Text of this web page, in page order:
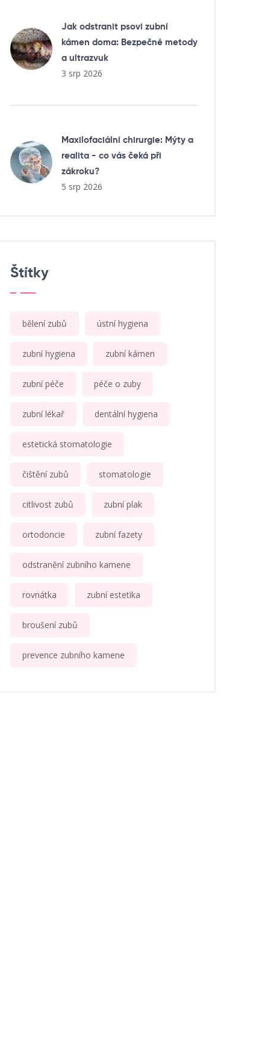
Jak odstranit psovi zubní
kámen doma: Bezpečné metody
a ultrazvuk
3 srp 2026
Maxilofaciální chirurgie: Mýty a
realita - co vás čeká při
zákroku?
5 srp 2026
Štítky
bělení zubů ústní hygiena
zubní hygiena zubní kámen
zubní péče péče o zuby
zubní lékař dentální hygiena
estetická stomatologie
čištění zubů stomatologie
citlivost zubů zubní plak
ortodoncie zubní fazety
odstranění zubního kamene
rovnátka zubní estetika
broušení zubů
prevence zubního kamene